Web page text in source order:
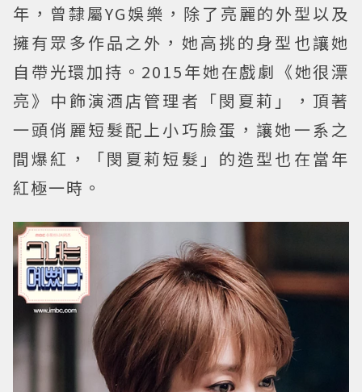
年，曾隸屬YG娛樂，除了亮麗的外型以及
擁有眾多作品之外，她高挑的身型也讓她
自帶光環加持。2015年她在戲劇《她很漂
亮》中飾演酒店管理者「閔夏莉」，頂著
一頭俏麗短髮配上小巧臉蛋，讓她一系之
間爆紅，「閔夏莉短髮」的造型也在當年
紅極一時。